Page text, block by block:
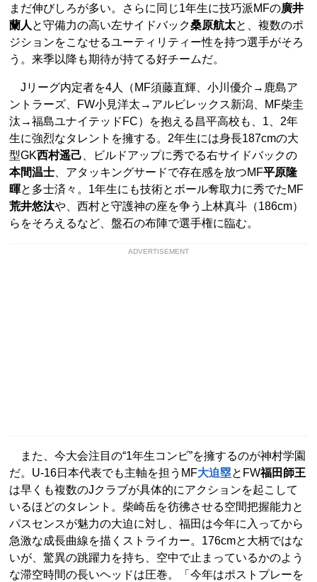
まだ伸びしろが多い。さらに同じ1年生に技巧派MFの廣井
蘭人 と守備力の高い左サイドバック桑原航太と、複数のポ
ジションをこなせるユーティリティー性を持つ選手がそろ
う。来季以降も期待が持てる好チームだ。
Jリーグ内定者を4人（MF須藤直輝、小川優介→鹿島ア
ントラーズ、FW小見洋太→アルビレックス新潟、MF柴圭
汰→福島ユナイテッドFC）を抱える昌平高校も、1、2年
生に強烈なタレントを擁する。2年生には身長187cmの大
型GK西村遥己 、ビルドアップに秀でる右サイドバックの
本間温士 、アタッキングサードで存在感を放つMF平原隆
暉と多士済々。1年生にも技術とボール奪取力に秀でたMF
荒井悠汰や、西村と守護神の座を争う上林真斗（186cm）
らをそろえるなど、盤石の布陣で選手権に臨む。
ADVERTISEMENT
また、今大会注目の“1年生コンビ”を擁するのが神村学園
だ。U-16日本代表でも主軸を担うMF大迫塁とFW福田師王
は早くも複数のJクラブが具体的にアクションを起こして
いるほどのタレント。柴崎岳を彷彿させる空間把握能力と
パスセンスが魅力の大迫に対し、福田は今年に入ってから
急激な成長曲線を描くストライカー。176cmと大柄ではな
いが、驚異の跳躍力を持ち、空中で止まっているかのよう
な滞空時間の長いヘッドは圧巻。「今年はポストプレーを